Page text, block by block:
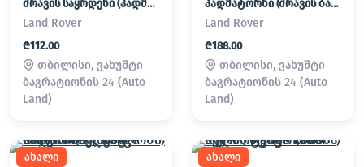
ძრავის საყრდენი (პადმატორნი)
Land Rover
₾112.00
თბილისი, ვახუშტი
ბაგრატიონის 24 (Auto
Land)
პადმატორნი (ძრავის ბალიში) LAND ROVER
Land Rover
₾188.00
თბილისი, ვახუშტი
ბაგრატიონის 24 (Auto
Land)
ახალი ახალი